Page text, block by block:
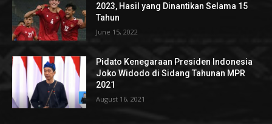
2023, Hasil yang Dinantikan Selama 15
Tahun
June 15, 2022
Pidato Kenegaraan Presiden Indonesia
Joko Widodo di Sidang Tahunan MPR
2021
August 16, 2021